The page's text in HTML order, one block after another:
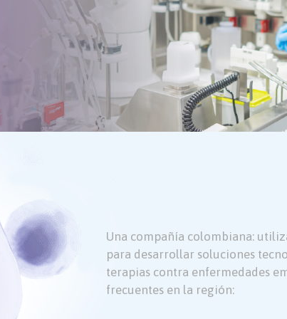
Una compañía colombiana:
para desarrollar soluciones
terapias contra enfermedades
frecuentes en la región: